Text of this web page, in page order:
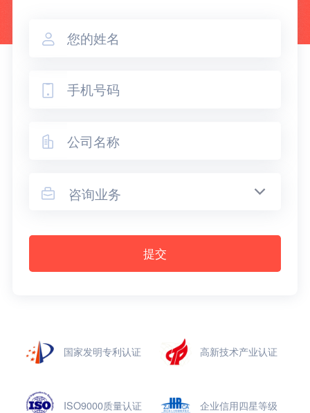



 咨询业务
提交
国家发明专利认证 高新技术产业认证
ISO9000质量认证 企业信用四星等级